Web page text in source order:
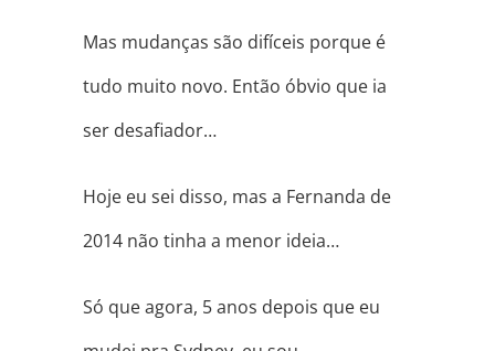
Mas mudanças são difíceis porque é
tudo muito novo. Então óbvio que ia
ser desafiador…
Hoje eu sei disso, mas a Fernanda de
2014 não tinha a menor ideia…
Só que agora, 5 anos depois que eu